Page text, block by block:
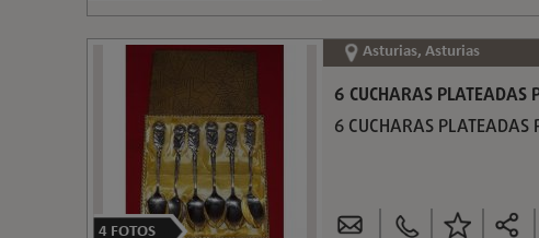
Asturias, Asturias
6 CUCHARAS PLATEADAS
6 CUCHARAS
4 FOTOS